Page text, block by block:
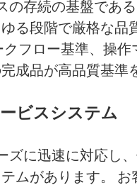
の存続の基盤で
る段階で厳格な
フロー基準、操
成品が高品質基準
ビスシステム
ズに迅速に対応
ムがあります。